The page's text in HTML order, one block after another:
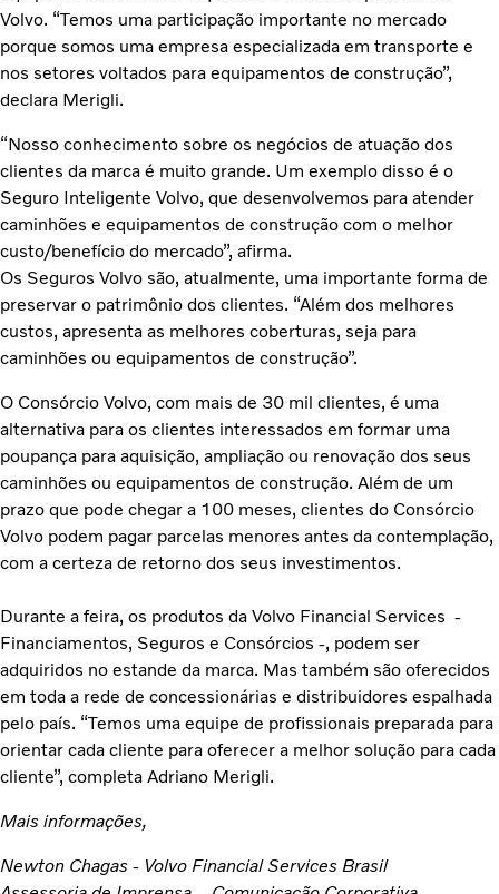
Volvo. “Temos uma participação importante no mercado
porque somos uma empresa especializada em transporte e
nos setores voltados para equipamentos de construção”,
declara Merigli.
“Nosso conhecimento sobre os negócios de atuação dos
clientes da marca é muito grande. Um exemplo disso é o
Seguro Inteligente Volvo, que desenvolvemos para atender
caminhões e equipamentos de construção com o melhor
custo/benefício do mercado”, afirma.
Os Seguros Volvo são, atualmente, uma importante forma de
preservar o patrimônio dos clientes. “Além dos melhores
custos, apresenta as melhores coberturas, seja para
caminhões ou equipamentos de construção”.
O Consórcio Volvo, com mais de 30 mil clientes, é uma
alternativa para os clientes interessados em formar uma
poupança para aquisição, ampliação ou renovação dos seus
caminhões ou equipamentos de construção. Além de um
prazo que pode chegar a 100 meses, clientes do Consórcio
Volvo podem pagar parcelas menores antes da contemplação,
com a certeza de retorno dos seus investimentos.
Durante a feira, os produtos da Volvo Financial Services -
Financiamentos, Seguros e Consórcios -, podem ser
adquiridos no estande da marca. Mas também são oferecidos
em toda a rede de concessionárias e distribuidores espalhada
pelo país. “Temos uma equipe de profissionais preparada para
orientar cada cliente para oferecer a melhor solução para cada
cliente”, completa Adriano Merigli.
Mais informações,
Newton Chagas - Volvo Financial Services Brasil